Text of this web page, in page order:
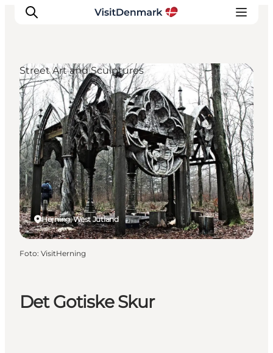
Inspiratie
Bestemmingen
Wat te doen
Accommodaties
Plan je reis
Det Gotiske Skur
Herning, West Jutland
Street Art and Sculptures
Foto: VisitHerning